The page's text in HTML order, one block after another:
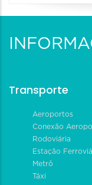
Transporte
Aeroportos
Conexão
Rodoviária
Estação
Metrô
Táxi